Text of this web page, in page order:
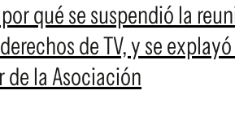
qué se suspendió la
de TV, y se
de la Asociación